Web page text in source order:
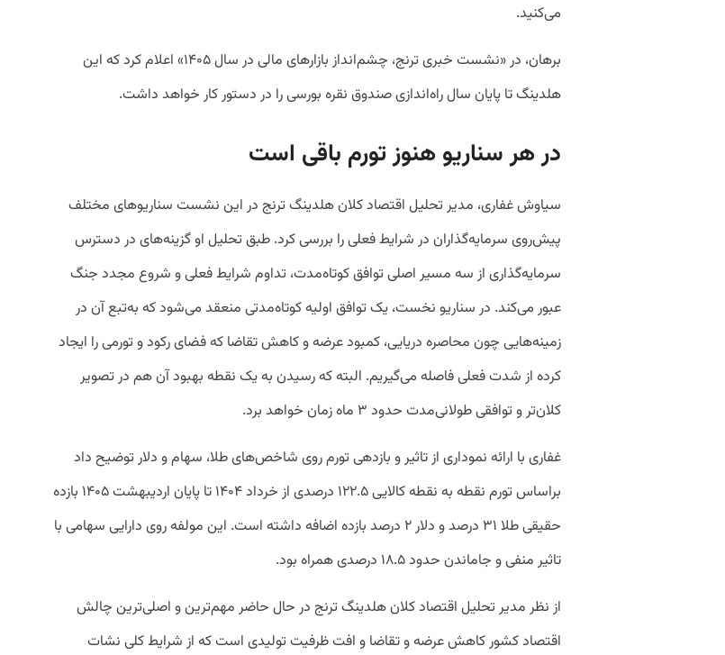
می‌کنید.
برهان، در «نشست خبری ترنج، چشم‌انداز بازارهای مالی در سال ۱۴۰۵» اعلام کرد که این
هلدینگ تا پایان سال راه‌اندازی صندوق نقره بورسی را در دستور کار خواهد داشت.
در هر سناریو هنوز تورم باقی است
سیاوش غفاری، مدیر تحلیل اقتصاد کلان هلدینگ ترنج در این نشست سناریوهای مختلف
پیش‌روی سرمایه‌گذاران در شرایط فعلی را بررسی کرد. طبق تحلیل او گزینه‌های در دسترس
سرمایه‌گذاری از سه مسیر اصلی توافق کوتاه‌مدت، تداوم شرایط فعلی و شروع مجدد جنگ
عبور می‌کند. در سناریو نخست، یک توافق اولیه کوتاه‌مدتی منعقد می‌شود که به‌تبع آن در
زمینه‌هایی چون محاصره دریایی،‌ کمبود عرضه و کاهش تقاضا که فضای رکود و تورمی را ایجاد
کرده از شدت فعلی فاصله می‌گیریم. البته که رسیدن به یک نقطه بهبود آن هم در تصویر
کلان‌تر و توافقی طولانی‌مدت حدود ۳ ماه زمان‌ خواهد برد.
غفاری با ارائه نموداری از تاثیر و بازدهی تورم روی شاخص‌های طلا، سهام و دلار توضیح داد
براساس تورم نقطه به نقطه کالایی ۱۲۲.۵ درصدی از خرداد ۱۴۰۴ تا پایان اردیبهشت ۱۴۰۵ بازده
حقیقی طلا ۳۱ درصد و دلار ۲ درصد بازده اضافه داشته است. این مولفه روی دارایی سهامی با
تاثیر منفی و جاماندن حدود ۱۸.۵ درصدی همراه بود.
از نظر مدیر تحلیل اقتصاد کلان هلدینگ ترنج در حال حاضر مهم‌ترین و اصلی‌ترین چالش
اقتصاد کشور کاهش عرضه و تقاضا و افت ظرفیت تولیدی است که از شرایط کلی نشات